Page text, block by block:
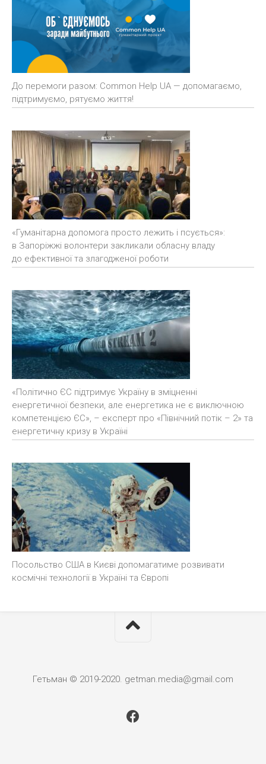
До перемоги разом: Common Help UA — допомагаємо,
підтримуємо, рятуємо життя!
«Гуманітарна допомога просто лежить і псується»:
в Запоріжжі волонтери закликали обласну владу
до ефективної та злагодженої роботи
«Політично ЄС підтримує Україну в зміцненні
енергетичної безпеки, але енергетика не є виключною
компетенцією ЄС», – експерт про «Північний потік – 2» та
енергетичну кризу в Україні
Посольство США в Києві допомагатиме розвивати
космічні технології в Україні та Європі
Гетьман © 2019-2020. getman.media@gmail.com